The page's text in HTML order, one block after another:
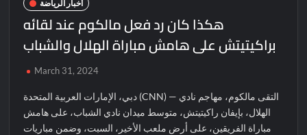
أخبار الرياضة
هكذا كان رد فعل مالكوم عند لقائه
براكيتيتش على هامش مباراة الهلال والشباب
March 31, 2024
دبي، الإمارات العربية المتحدة (CNN) — التقى مالكوم، مهاجم نادي
الهلال، بإيفان راكيتيتش، متوسط ميدان نادي الشباب، على هامش
مباراة الفريقين، على أرض ملعب الأخير، السبت، وضمن مباريات